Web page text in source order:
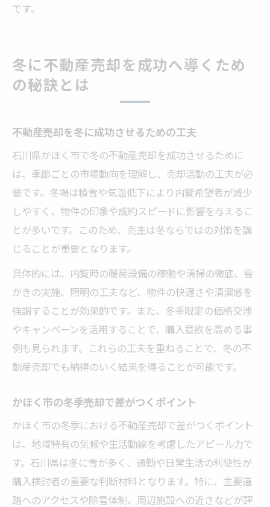
です。
冬に不動産売却を成功へ導くため
の秘訣とは
不動産売却を冬に成功させるための工夫
石川県かほく市で冬の不動産売却を成功させるために
は、季節ごとの市場動向を理解し、売却活動の工夫が必
要です。冬場は積雪や気温低下により内覧希望者が減少
しやすく、物件の印象や成約スピードに影響を与えるこ
とが多いです。このため、売主は冬ならではの対策を講
じることが重要となります。
具体的には、内覧時の暖房設備の稼働や清掃の徹底、雪
かきの実施、照明の工夫など、物件の快適さや清潔感を
強調することが効果的です。また、冬季限定の価格交渉
やキャンペーンを活用することで、購入意欲を高める事
例も見られます。これらの工夫を重ねることで、冬の不
動産売却でも納得のいく結果を得ることが可能です。
かほく市の冬季売却で差がつくポイント
かほく市の冬季における不動産売却で差がつくポイント
は、地域特有の気候や生活動線を考慮したアピール力で
す。石川県は冬に雪が多く、通勤や日常生活の利便性が
購入検討者の重要な判断材料となります。特に、主要道
路へのアクセスや除雪体制、周辺施設への近さなどが評